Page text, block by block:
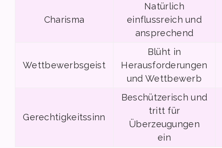
Charisma
Natürlich
einflussreich und
ansprechend
Wettbewerbsgeist
Blüht in
Herausforderungen
und Wettbewerb
Gerechtigkeitssinn
Beschützerisch und
tritt für
Überzeugungen
ein